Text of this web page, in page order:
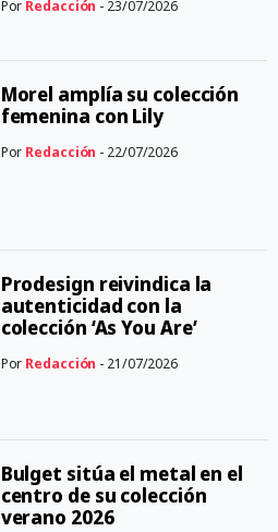
Por Redacción - 23/07/2026
Morel amplía su colección
femenina con Lily
Por Redacción - 22/07/2026
Prodesign reivindica la
autenticidad con la
colección ‘As You Are’
Por Redacción - 21/07/2026
Bulget sitúa el metal en el
centro de su colección
verano 2026